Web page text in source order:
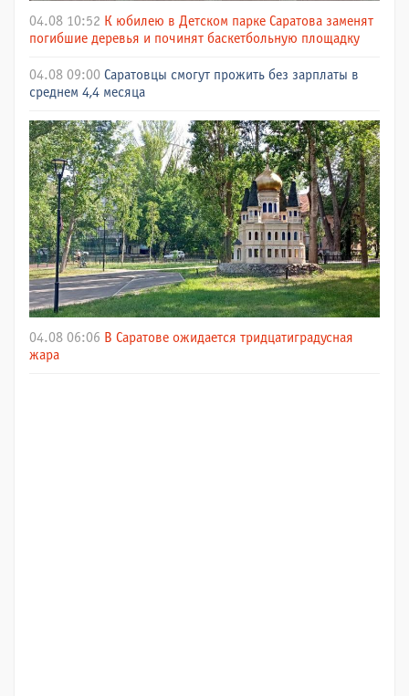
04.08 10:52 К юбилею в Детском парке Саратова заменят
погибшие деревья и починят баскетбольную площадку
04.08 09:00 Саратовцы смогут прожить без зарплаты в
среднем 4,4 месяца
04.08 06:06 В Саратове ожидается тридцатиградусная
жара